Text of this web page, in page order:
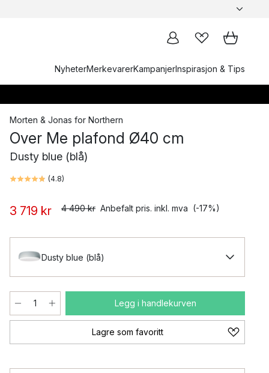
NyheterMerkevarerKampanjerInspirasjon & Tips
Morten & Jonas for Northern
Over Me plafond Ø40 cm
Dusty blue (blå)
(4.8)
3 719 kr 4 490 kr Anbefalt pris. inkl. mva (-17%)
Dusty blue (blå)
Legg i handlekurven
Lagre som favoritt